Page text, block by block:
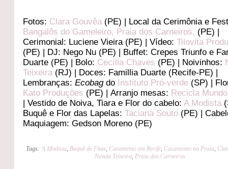
Fotos: Clara Gouvêa(PE) | Local da Cerimônia e
Bangalôs do Gameleiro, Praia dos Carneiros, (PE) |
Cerimonial: Luciene Vieira (PE) | Vídeo:Tilovita
(PE) | DJ: Nego Nu (PE) | Buffet: Crepes Triunfo e
Duarte (PE) | Bolo: Cecília Chaves (PE) | Noivinhos:
Teixeira(RJ) | Doces: Famillia Duarte (Recife-PE) |
Lembranças:Ecobagdo Instituto Pró-verde (SP) |
Kato Produções (PE) | Arranjo mesas: Recicla Mundo
| Vestido de Noiva, Tiara e Flor do cabelo:A Modista
Buquê e Flor das Lapelas:Taciana Souto (PE) |
Maquiagem: Gedson Moreno (PE)
Tags: A Modista,Buquê de Fitas, Casamento em Recife, Casamento na Praia,
Nanda Teixeira, Praia dos Carneiros